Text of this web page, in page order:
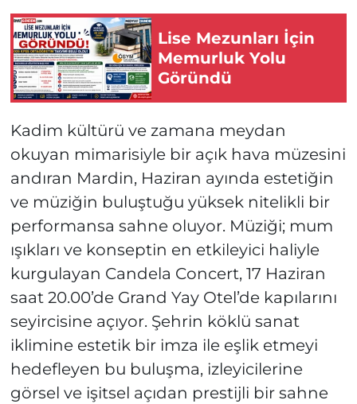
Lise Mezunları İçin
Memurluk Yolu
Göründü
Kadim kültürü ve zamana meydan
okuyan mimarisiyle bir açık hava müzesini
andıran Mardin, Haziran ayında estetiğin
ve müziğin buluştuğu yüksek nitelikli bir
performansa sahne oluyor. Müziği; mum
ışıkları ve konseptin en etkileyici haliyle
kurgulayan Candela Concert, 17 Haziran
saat 20.00’de Grand Yay Otel’de kapılarını
seyircisine açıyor. Şehrin köklü sanat
iklimine estetik bir imza ile eşlik etmeyi
hedefleyen bu buluşma, izleyicilerine
görsel ve işitsel açıdan prestijli bir sahne